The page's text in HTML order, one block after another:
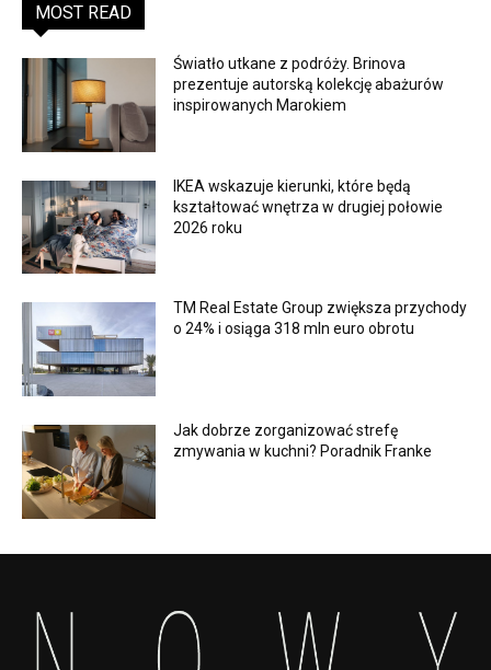
MOST READ
Światło utkane z podróży. Brinova
prezentuje autorską kolekcję abażurów
inspirowanych Marokiem
IKEA wskazuje kierunki, które będą
kształtować wnętrza w drugiej połowie
2026 roku
TM Real Estate Group zwiększa przychody
o 24% i osiąga 318 mln euro obrotu
Jak dobrze zorganizować strefę
zmywania w kuchni? Poradnik Franke